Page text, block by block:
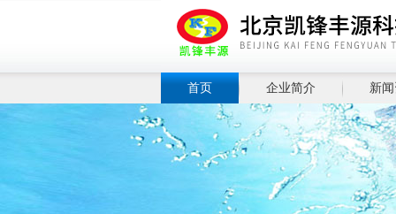
首页 企业简介 新